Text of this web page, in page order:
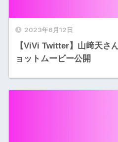
2023年6月12日
【ViVi Twitter】山﨑天さ
ョットムービー公開